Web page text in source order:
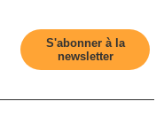
S'abonner à la
newsletter